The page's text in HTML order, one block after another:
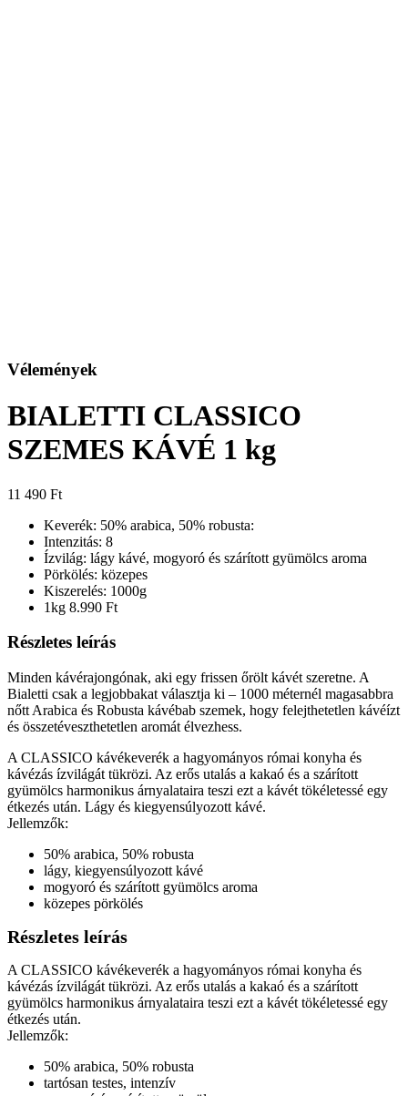
Vélemények
BIALETTI CLASSICO
SZEMES KÁVÉ 1 kg
11 490 Ft
Keverék: 50% arabica, 50% robusta:
Intenzitás: 8
Ízvilág: lágy kávé, mogyoró és szárított gyümölcs aroma
Pörkölés: közepes
Kiszerelés: 1000g
1kg 8.990 Ft
Részletes leírás
Minden kávérajongónak, aki egy frissen őrölt kávét szeretne. A
Bialetti csak a legjobbakat választja ki – 1000 méternél magasabbra
nőtt Arabica és Robusta kávébab szemek, hogy felejthetetlen kávéízt
és összetéveszthetetlen aromát élvezhess.
A CLASSICO kávékeverék a hagyományos római konyha és
kávézás ízvilágát tükrözi. Az erős utalás a kakaó és a szárított
gyümölcs harmonikus árnyalataira teszi ezt a kávét tökéletessé egy
étkezés után. Lágy és kiegyensúlyozott kávé.
Jellemzők:
50% arabica, 50% robusta
lágy, kiegyensúlyozott kávé
mogyoró és szárított gyümölcs aroma
közepes pörkölés
Részletes leírás
A CLASSICO kávékeverék a hagyományos római konyha és
kávézás ízvilágát tükrözi. Az erős utalás a kakaó és a szárított
gyümölcs harmonikus árnyalataira teszi ezt a kávét tökéletessé egy
étkezés után.
Jellemzők:
50% arabica, 50% robusta
tartósan testes, intenzív